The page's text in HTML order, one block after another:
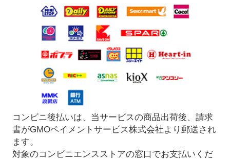
コンビニ後払いは、当サービスの商品出荷後、請求
書がGMOペイメントサービス株式会社より郵送され
ます。
対象のコンビニエンスストアの窓口でお支払いくだ